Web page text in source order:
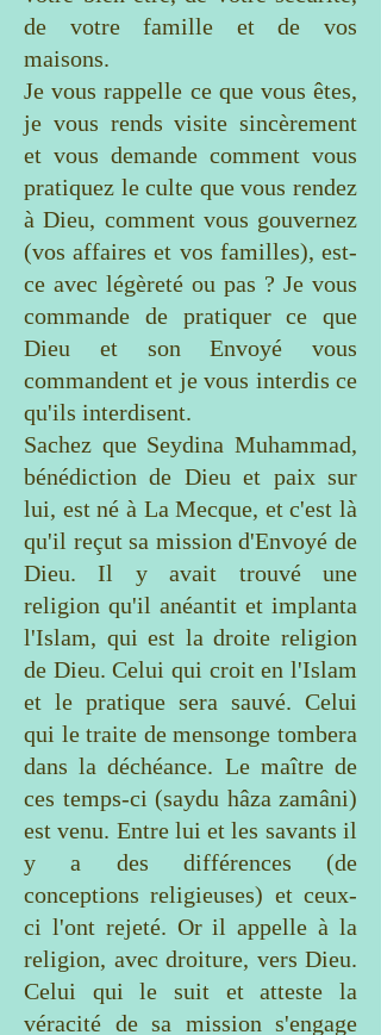
de votre famille et de vos
maisons.
Je vous rappelle ce que vous êtes,
je vous rends visite sincèrement
et vous demande comment vous
pratiquez le culte que vous rendez
à Dieu, comment vous gouvernez
(vos affaires et vos familles), est-
ce avec légèreté ou pas ? Je vous
commande de pratiquer ce que
Dieu et son Envoyé vous
commandent et je vous interdis ce
qu'ils interdisent.
Sachez que Seydina Muhammad,
bénédiction de Dieu et paix sur
lui, est né à La Mecque, et c'est là
qu'il reçut sa mission d'Envoyé de
Dieu. Il y avait trouvé une
religion qu'il anéantit et implanta
l'Islam, qui est la droite religion
de Dieu. Celui qui croit en l'Islam
et le pratique sera sauvé. Celui
qui le traite de mensonge tombera
dans la déchéance. Le maître de
ces temps-ci (saydu hâza zamâni)
est venu. Entre lui et les savants il
y a des différences (de
conceptions religieuses) et ceux-
ci l'ont rejeté. Or il appelle à la
religion, avec droiture, vers Dieu.
Celui qui le suit et atteste la
véracité de sa mission s'engage